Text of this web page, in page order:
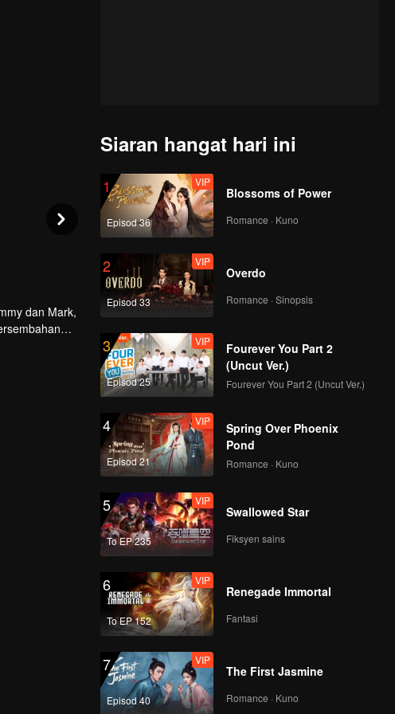
dan Mark,
The Ghost",
Siaran hangat hari ini
1
Episod 36
VIP
Blossoms of Power
Romance · Kuno
2
Episod 33
VIP
Overdo
Romance · Sinopsis
3
Episod 25
VIP
Fourever You Part 2
(Uncut Ver.)
Fourever You Part 2 (Uncut Ver.)
4
Episod 21
VIP
Spring Over Phoenix
Pond
Romance · Kuno
5
To EP 235
VIP
Swallowed Star
Fiksyen sains
6
To EP 152
VIP
Renegade Immortal
Fantasi
7
Episod 40
VIP
The First Jasmine
Romance · Kuno